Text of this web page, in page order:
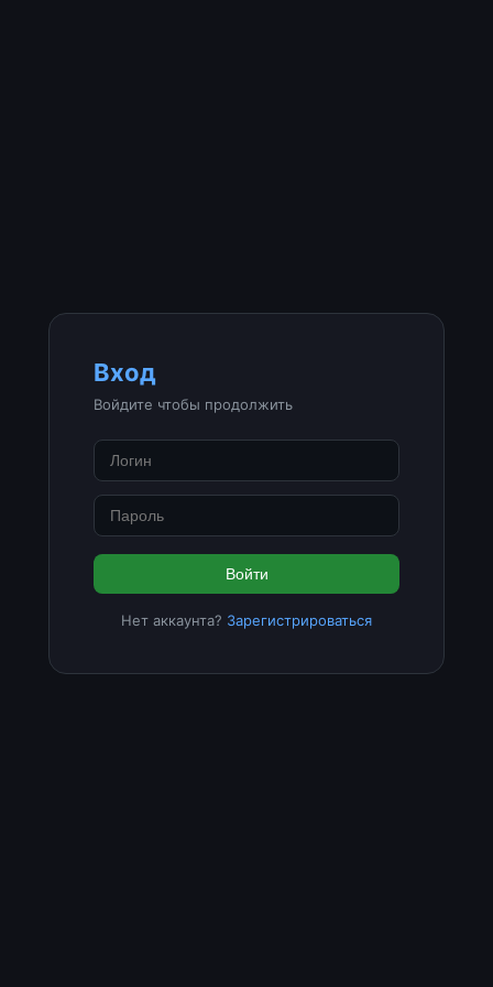
Вход
Войдите чтобы продолжить
Войти
Нет аккаунта? Зарегистрироваться